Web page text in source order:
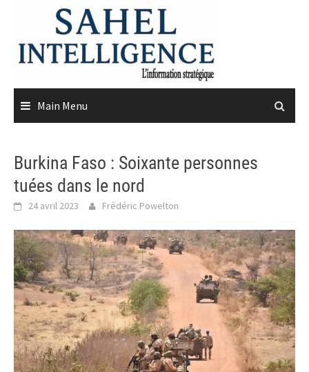
content
Main Menu
Burkina Faso : Soixante personnes
tuées dans le nord
24 avril 2023 Frédéric Powelton